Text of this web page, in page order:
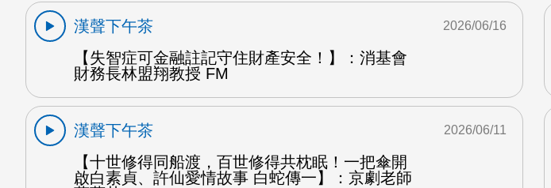
漢聲下午茶
【失智症可金融註記守住財產安全！】：消基會
財務長林盟翔教授 FM
2026/06/16
漢聲下午茶
【十世修得同船渡，百世修得共枕眠！一把傘開
啟白素貞、許仙愛情故事 白蛇傳一】：京劇老師
2026/06/11